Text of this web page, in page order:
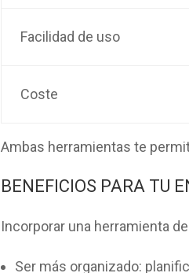
Facilidad de uso
Coste
Ambas herramientas te
BENEFICIOS PARA TU
Incorporar una herramienta
Ser más organizado: